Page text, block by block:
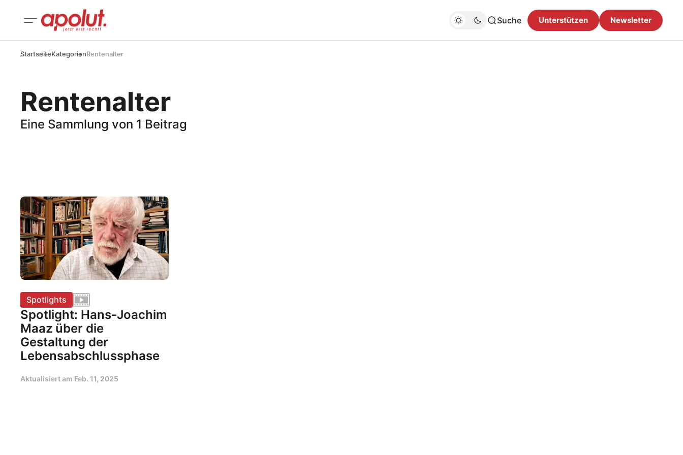
Suche Unterstützen Newsletter
StartseiteKategorienRentenalter
Rentenalter
Eine Sammlung von 1 Beitrag
Spotlights
Spotlight: Hans-Joachim
Maaz über die
Gestaltung der
Lebensabschlussphase
Aktualisiert am Feb. 11, 2025